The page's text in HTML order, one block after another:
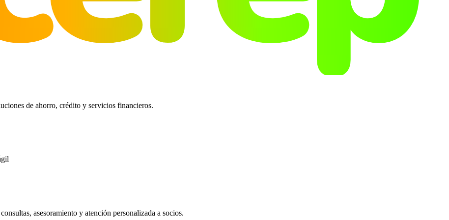
de ahorro, crédito y servicios financieros.
asesoramiento y atención personalizada a socios.